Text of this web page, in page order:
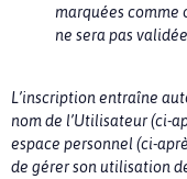
marquées
ne sera pas validée.
L’inscription entraîne
nom de l’Utilisateur (ci-
espace personnel (ci-
de gérer son utilisation